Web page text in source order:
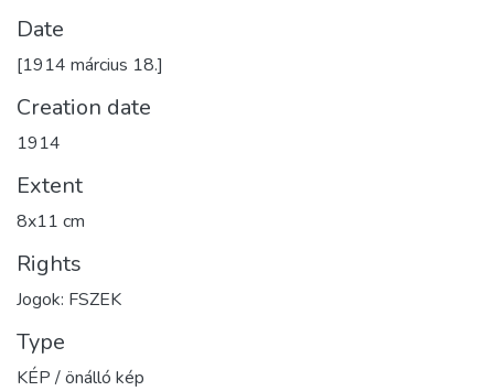
Date
[1914 március 18.]
Creation date
1914
Extent
8x11 cm
Rights
Jogok: FSZEK
Type
KÉP / önálló kép